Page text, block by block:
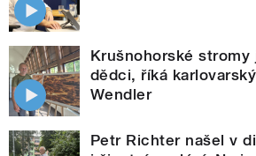
Krušnohorské stromy
dědci, říká
Wendler
Petr Richter našel v